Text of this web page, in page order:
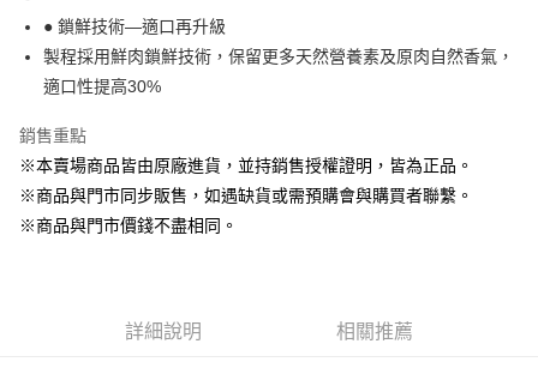
【全家】取貨1500免運
每筆NT$60，滿NT$1,500(含以上)免運費
【7-11】取貨付款1500免運
每筆NT$80，滿NT$1,500(含以上)免運費
每筆NT$85，滿NT$1,500(含以上)免運費
● 鎖鮮技術—適口再升級
製程採用鮮肉鎖鮮技術，保留更多天然營養素及原肉自然香氣，
適口性提高30%
銷售重點
※本賣場商品皆由原廠進貨，並持銷售授權證明，皆為正品。
※商品與門市同步販售，如遇缺貨或需預購會與購買者聯繫。
※商品與門市價錢不盡相同。
詳細說明 相關推薦